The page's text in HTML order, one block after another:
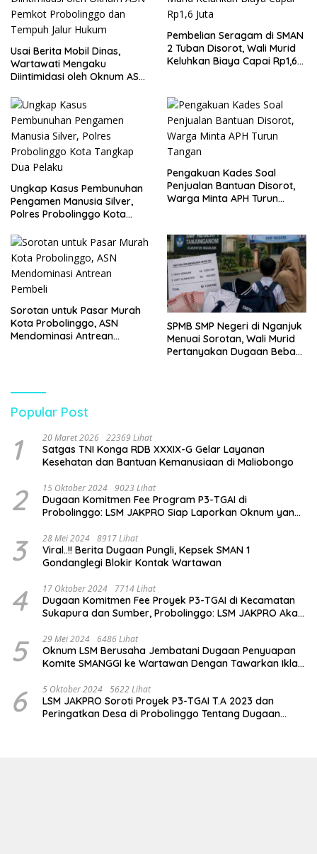
Usai Berita Mobil Dinas,
Wartawati Mengaku
Diintimidasi oleh Oknum ASN
Tempuh Jalur Hukum
Pembelian Seragam di SMAN
2 Tuban Disorot, Wali Murid
Keluhkan Biaya Capai Rp1,6
Ungkap Kasus Pembunuhan
Pengamen Manusia Silver,
Polres Probolinggo Kota
Pengakuan Kades Soal
Penjualan Bantuan Disorot,
Warga Minta APH Turun
Sorotan untuk Pasar Murah
Kota Probolinggo, ASN
Mendominasi Antrean
SPMB SMP Negeri di Nganjuk
Menuai Sorotan, Wali Murid
Pertanyakan Dugaan Beban
Popular Post
1 20 Maret 2026 22369 Lihat
Satgas TNI Konga RDB XXXIX-G Gelar Layanan
Kesehatan dan Bantuan Kemanusiaan di Maliobongo
2 15 Oktober 2024 9023 Lihat
Dugaan Komitmen Fee Program P3-TGAI di
Probolinggo: LSM JAKPRO Siap Laporkan Oknum yang
3 28 Mei 2024 8917 Lihat
Viral..!! Berita Dugaan Pungli, Kepsek SMAN 1
Gondanglegi Blokir Kontak Wartawan
4 17 Oktober 2024 7714 Lihat
Dugaan Komitmen Fee Proyek P3-TGAI di Kecamatan
Sukapura dan Sumber, Probolinggo: LSM JAKPRO Akan
5 29 Mei 2024 6486 Lihat
Oknum LSM Berusaha Jembatani Dugaan Penyuapan
Komite SMANGGI ke Wartawan Dengan Tawarkan Iklan
6 5 Oktober 2024 5622 Lihat
LSM JAKPRO Soroti Proyek P3-TGAI T.A 2023 dan
Peringatkan Desa di Probolinggo Tentang Dugaan